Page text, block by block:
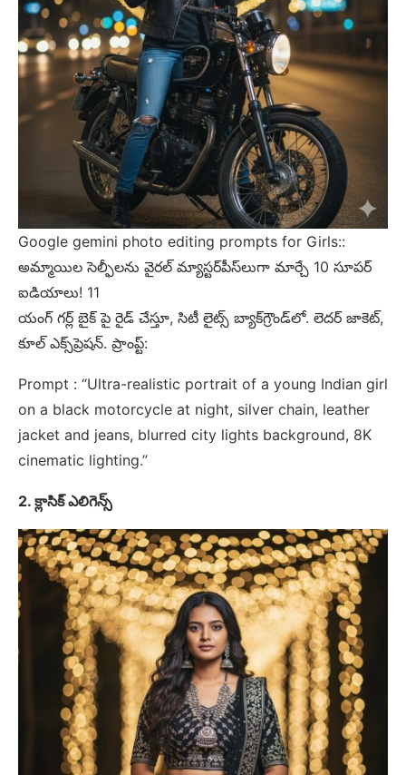
Google gemini photo editing prompts for Girls::
అమ్మాయిల సెల్ఫీలను వైరల్ మ్యాస్టర్‌పీస్‌లుగా మార్చే 10 సూపర్
ఐడియాలు! 11
యంగ్ గర్ల్ బైక్ పై రైడ్ చేస్తూ, సిటీ లైట్స్ బ్యాక్‌గ్రౌండ్‌లో. లెదర్ జాకెట్,
కూల్ ఎక్స్‌ప్రెషన్. ప్రాంప్ట్:
Prompt : “Ultra-realistic portrait of a young Indian girl
on a black motorcycle at night, silver chain, leather
jacket and jeans, blurred city lights background, 8K
cinematic lighting.”
2. క్లాసిక్ ఎలిగెన్స్